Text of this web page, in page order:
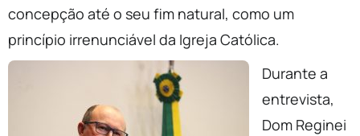
concepção até o seu fim natural, como um
princípio irrenunciável da Igreja Católica.
Durante a
entrevista,
Dom Reginei